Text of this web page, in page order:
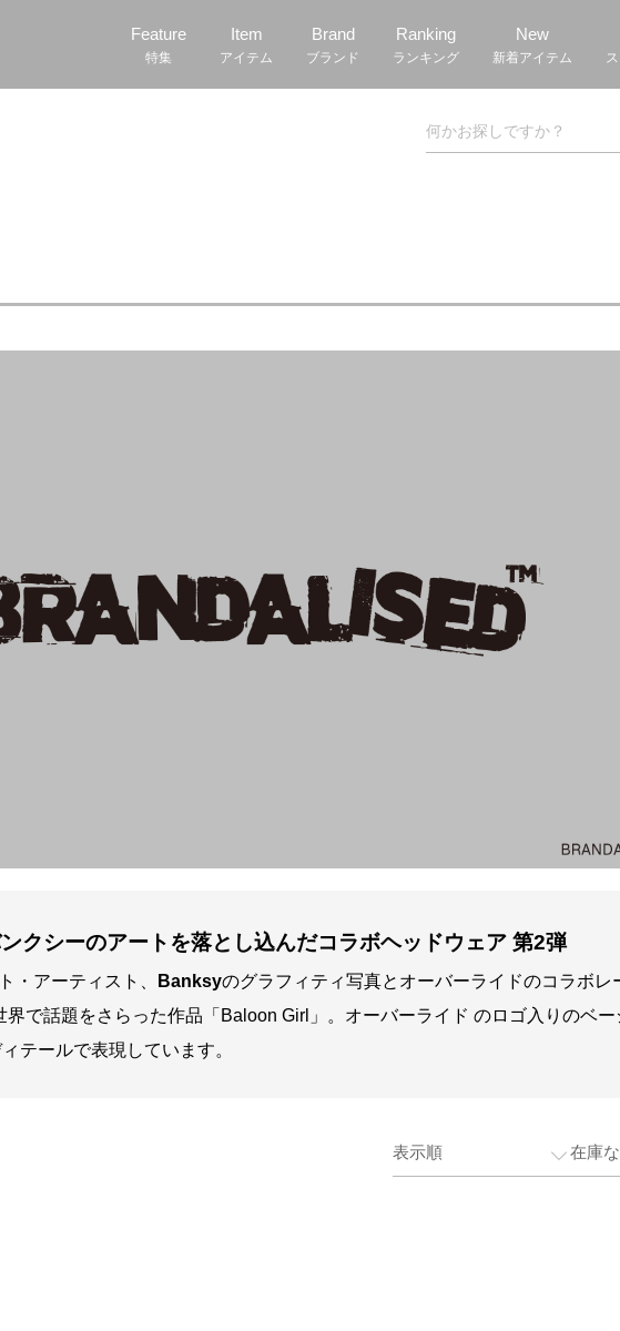
Feature
特集
Item
アイテム
Brand
ブランド
Ranking
ランキング
New
新着アイテム
クシーのアートを落とし込んだコラボヘッドウェア 第2弾
・アーティスト、 Banksyのグラフィティ写真とオーバーライドのコラボレ
で話題をさらった作品「Baloon Girl」。オーバーライド のロゴ入りのベ
テールで表現しています。
表示順 在庫